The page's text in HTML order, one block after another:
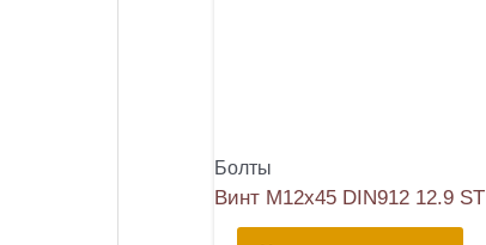
Болты
Винт М12х45 DIN912 12.9 ST